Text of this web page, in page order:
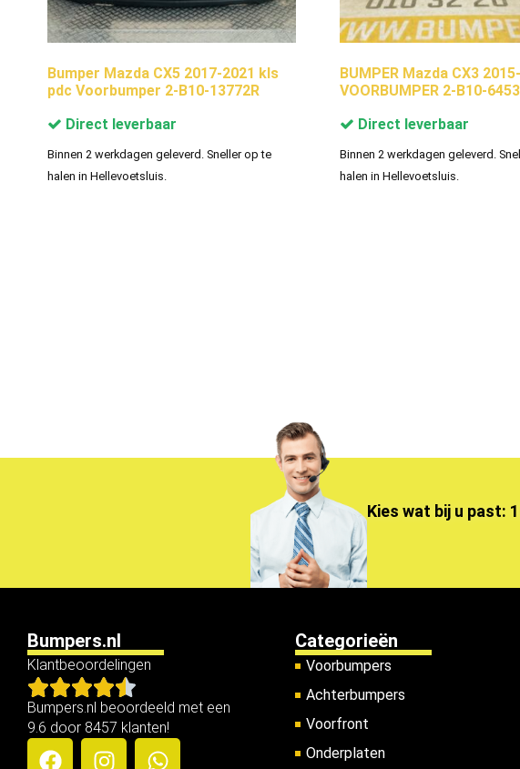
Bumper Mazda CX5 2017-2021 kls
pdc Voorbumper 2-B10-13772R
Direct leverbaar
Binnen 2 werkdagen geleverd. Sneller op te
halen in Hellevoetsluis.
BUMPER Mazda CX3
VOORBUMPER 2-B10-
Direct leverbaar
Binnen 2 werkdagen geleverd.
halen in Hellevoetsluis.
Kies wat bij u past:
Bumpers.nl
Klantbeoordelingen
Bumpers.nl beoordeeld met een
9.6 door 8457 klanten!
Categorieën
Voorbumpers
Achterbumpers
Voorfront
Onderplaten